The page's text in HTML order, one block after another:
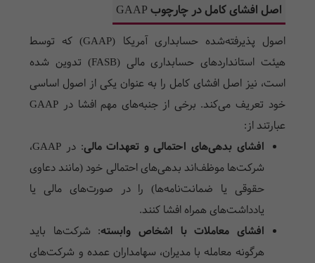
اصل افشای کامل در چارچوبGAAP
اصول پذیرفته‌شده حسابداری آمریکا (GAAP) که توسط
هیئت استانداردهای حسابداری مالی (FASB) تدوین شده
است، نیز اصل افشای کامل را به عنوان یکی از اصول اساسی
خود تعریف می‌کند. برخی از جنبه‌های مهم افشا در GAAP
عبارتند از:
افشای بدهی‌های احتمالی و تعهدات مالی: در GAAP،
شرکت‌ها موظف‌اند بدهی‌های احتمالی خود (مانند دعاوی
حقوقی یا ضمانت‌نامه‌ها) را در صورت‌های مالی یا
یادداشت‌های همراه افشا کنند.
افشای معاملات با اشخاص وابسته: شرکت‌ها باید
هرگونه معامله با مدیران، سهامداران عمده و شرکت‌های